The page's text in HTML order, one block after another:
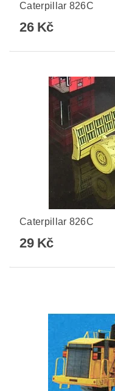
Caterpillar 826C
26 Kč
Caterpillar 826C
29 Kč